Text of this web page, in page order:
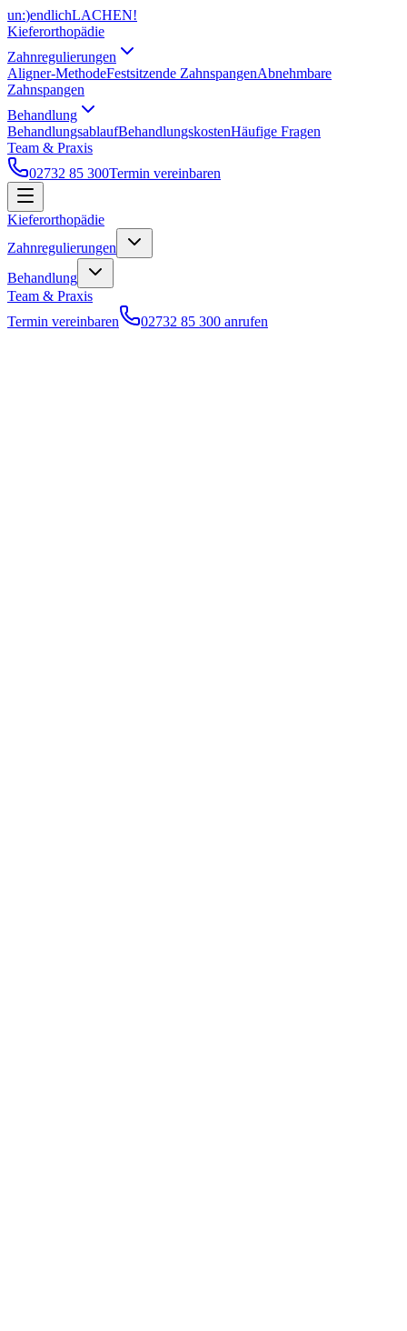
un:)endlichLACHEN!
Kieferorthopädie
Zahnregulierungen
Aligner-MethodeFestsitzende ZahnspangenAbnehmbare
Zahnspangen
Behandlung
BehandlungsablaufBehandlungskostenHäufige Fragen
Team & Praxis
02732 85 300Termin vereinbaren
Kieferorthopädie
Zahnregulierungen
Behandlung
Team & Praxis
Termin vereinbaren
02732 85 300 anrufen